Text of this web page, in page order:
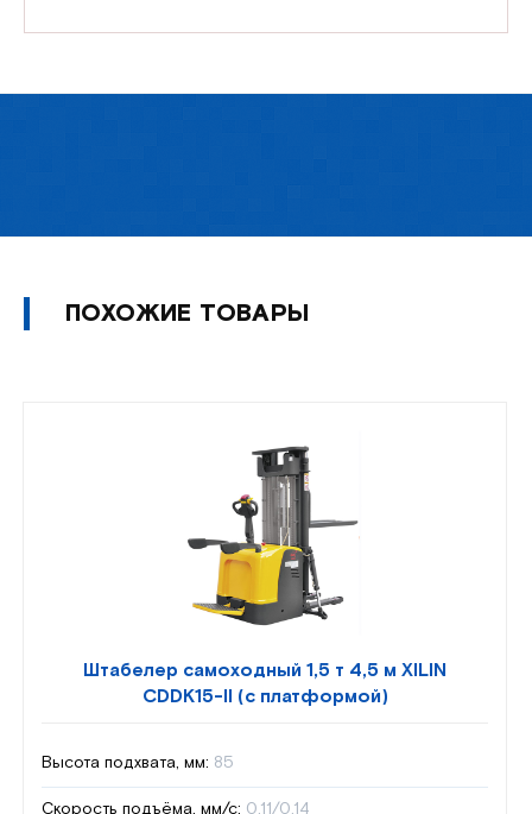
ПОХОЖИЕ ТОВАРЫ
Штабелер самоходный 1,5 т 4,5 м XILIN
CDDK15-II (с платформой)
Высота подхвата, мм: 85
Скорость подъёма, мм/с: 0,11/0,14